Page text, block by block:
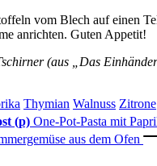
vom Blech auf einen
anrichten. Guten Appetit!
(aus „Das
Thymian Walnuss Zitrone
(p) One-Pot-Pasta mit
aus dem Ofen